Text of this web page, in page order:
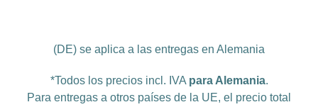
(DE) se aplica a las entregas en Alemania
*Todos los precios incl. IVA para Alemania.
Para entregas a otros países de la UE, el precio total